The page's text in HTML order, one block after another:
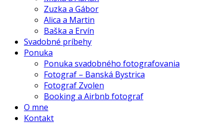
Zuzka a Gábor
Alica a Martin
Baška a Ervín
Svadobné príbehy
Ponuka
Ponuka svadobného fotografovania
Fotograf – Banská Bystrica
Fotograf Zvolen
Booking a Airbnb fotograf
O mne
Kontakt